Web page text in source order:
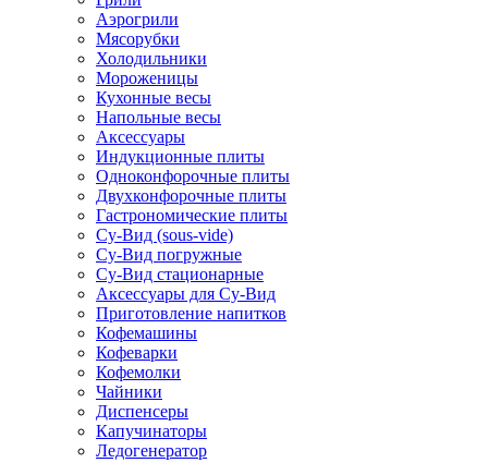
Аэрогрили
Мясорубки
Холодильники
Мороженицы
Кухонные весы
Напольные весы
Аксессуары
Индукционные плиты
Одноконфорочные плиты
Двухконфорочные плиты
Гастрономические плиты
Су-Вид (sous-vide)
Су-Вид погружные
Су-Вид стационарные
Аксессуары для Су-Вид
Приготовление напитков
Кофемашины
Кофеварки
Кофемолки
Чайники
Диспенсеры
Капучинаторы
Ледогенератор